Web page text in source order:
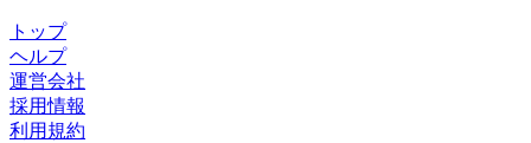
トップ
ヘルプ
運営会社
採用情報
利用規約